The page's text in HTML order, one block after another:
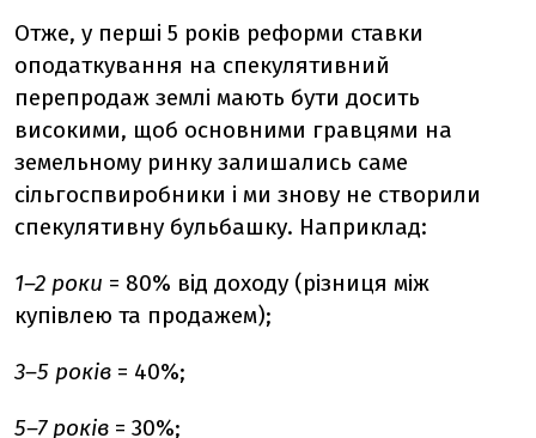
Отже, у перші 5 років реформи ставки
оподаткування на спекулятивний
перепродаж землі мають бути досить
високими, щоб основними гравцями на
земельному ринку залишались саме
сільгоспвиробники і ми знову не створили
спекулятивну бульбашку. Наприклад:
1–2 роки = 80% від доходу (різниця між
купівлею та продажем);
3–5 років = 40%;
5–7 років = 30%;